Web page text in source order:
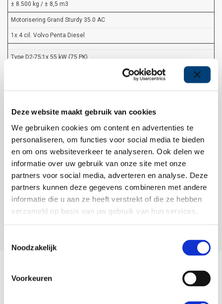
Deze website maakt gebruik van cookies
We gebruiken cookies om content en advertenties te
personaliseren, om functies voor social media te bieden
en om ons websiteverkeer te analyseren. Ook delen we
informatie over uw gebruik van onze site met onze
partners voor social media, adverteren en analyse. Deze
partners kunnen deze gegevens combineren met andere
informatie die u aan ze heeft verstrekt of die ze hebben
verzameld op basis van uw gebruik van hun services.
Noodzakelijk
Voorkeuren
± 8.500 kg / ± 8,5 m3
Motorisering Grand Sturdy 35.0 AC
1x 4 cil. Volvo Penta Diesel
Type D2-75;1x 55 kW (75 PK)
Emission compliance: EPA Tier 3, EU RCD Stage II, BSO II
Layout